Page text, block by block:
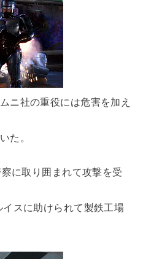
ニ社の重役には危害を加え
た。
に取り囲まれて攻撃を受
スに助けられて製鉄工場